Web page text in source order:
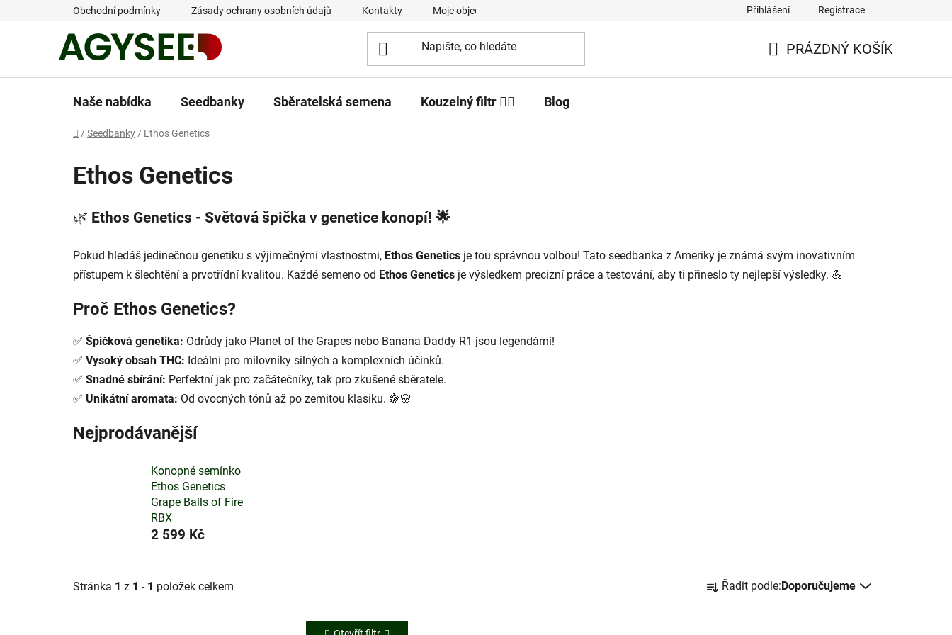
Obchodní podmínky Zásady ochrany osobních údajů Kontakty Moje objednávka Přihlášení Registrace
PRÁZDNÝ KOŠÍK
Naše nabídka Seedbanky Sběratelská semena Kouzelný filtr 🧙‍♂️ Blog
Domů
/ Seedbanky / Ethos Genetics
Ethos Genetics
🌿 Ethos Genetics - Světová špička v genetice konopí! 🌟
Pokud hledáš jedinečnou genetiku s výjimečnými vlastnostmi, Ethos Genetics je tou správnou volbou! Tato seedbanka z Ameriky je známá svým inovativním
přístupem k šlechtění a prvotřídní kvalitou. Každé semeno od Ethos Genetics je výsledkem precizní práce a testování, aby ti přineslo ty nejlepší výsledky. 💪
Proč Ethos Genetics?
✅ Špičková genetika: Odrůdy jako Planet of the Grapes nebo Banana Daddy R1 jsou legendární!
✅ Vysoký obsah THC: Ideální pro milovníky silných a komplexních účinků.
✅ Snadné sbírání: Perfektní jak pro začátečníky, tak pro zkušené sběratele.
✅ Unikátní aromata: Od ovocných tónů až po zemitou klasiku. 🍇🌸
Nejprodávanější
Konopné semínko
Ethos Genetics
Grape Balls of Fire
RBX
2 599 Kč
Stránka 1 z 1 - 1 položek celkem
a
Řadit podle: Doporučujeme